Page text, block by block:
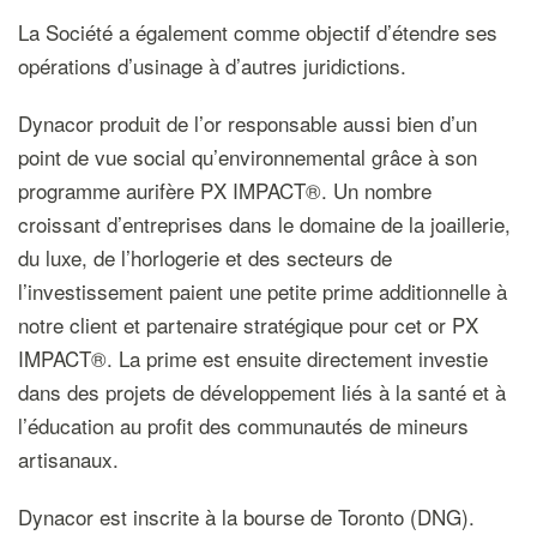
La Société a également comme objectif d’étendre ses
opérations d’usinage à d’autres juridictions.
Dynacor produit de l’or responsable aussi bien d’un
point de vue social qu’environnemental grâce à son
programme aurifère PX IMPACT®. Un nombre
croissant d’entreprises dans le domaine de la joaillerie,
du luxe, de l’horlogerie et des secteurs de
l’investissement paient une petite prime additionnelle à
notre client et partenaire stratégique pour cet or PX
IMPACT®. La prime est ensuite directement investie
dans des projets de développement liés à la santé et à
l’éducation au profit des communautés de mineurs
artisanaux.
Dynacor est inscrite à la bourse de Toronto (DNG).